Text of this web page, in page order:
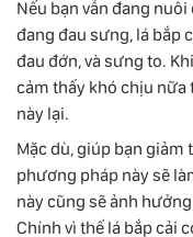
Nếu bạn vẫn đang
đang đau sưng, lá bắp
đau đớn, và sưng to.
cảm thấy khó chịu nữa
này lại.
Mặc dù, giúp bạn
phương pháp này sẽ
này cũng sẽ ảnh
Chính vì thế lá bắp cải